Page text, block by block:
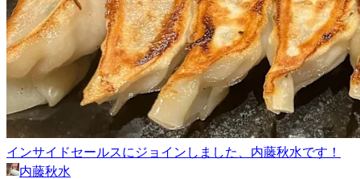
インサイドセールスにジョインしました、内藤秋水です！
内藤秋水